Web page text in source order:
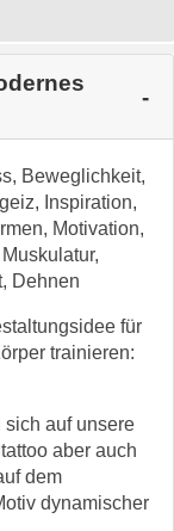
Beweglichkeit,
Inspiration,
Motivation,
Dehnen
für
trainieren:
auf unsere
aber auch
dem
dynamischer